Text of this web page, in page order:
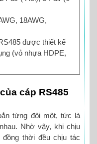
18AWG,
được thiết kế
(vỏ nhựa HDPE,
cáp RS485
từng đôi một, tức là
Nhờ vậy, khi chịu
thời đều chịu tác